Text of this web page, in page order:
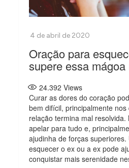
Oração para
supere essa
24.392 Views
Curar as dores do coração
bem difícil, principalmente nos
relação termina mal resolvida.
apelar para tudo e,
ajudinha de forças
esquecer o ex ou a ex pode
conquistar mais serenidade